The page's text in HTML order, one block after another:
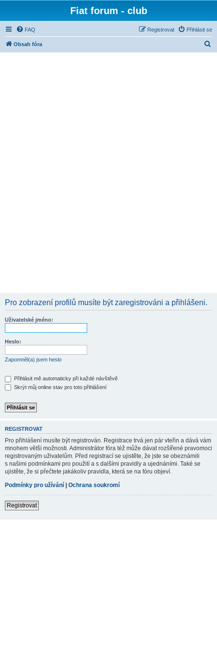
Fiat forum - club
FAQ Přihlásit se
Registrovat
Obsah fóra
Pro zobrazení profilů musíte být zaregistrováni a přihlášeni.
Uživatelské jméno:
Heslo:
Zapomněl(a) jsem heslo
Přihlásit mě automaticky při každé návštěvě
Skrýt můj online stav pro toto přihlášení
REGISTROVAT
Pro přihlášení musíte být registrován. Registrace trvá jen pár vteřin a dává vám
mnohem větší možnosti. Administrátor fóra též může dávat rozšířené pravomoci
registrovaným uživatelům. Před registrací se ujistěte, že jste se obeznámili
s našimi podmínkami pro použití a s dalšími pravidly a ujednáními. Také se
ujistěte, že si přečtete jakákoliv pravidla, která se na fóru objeví.
Podmínky pro užívání | Ochrana soukromí
Registrovat